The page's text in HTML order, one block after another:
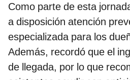
Como parte de esta
a disposición atención
especializada para los
Además, recordó que el
de llegada, por lo que